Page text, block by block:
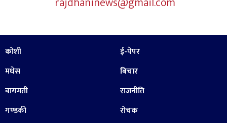
कोशी
मधेस
बागमती
गण्डकी
ई-पेपर
बिचार
राजनीति
रोचक